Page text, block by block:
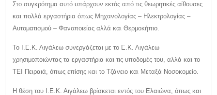
Στο συγκρότημα αυτό υπάρχουν εκτός από τις θεωρητικές αίθουσες
και πολλά εργαστήρια όπως Μηχανολογίας – Ηλεκτρολογίας –
Αυτοματισμού – Φανοποιείας αλλά και Θερμοκήπιο.
Το Ι.Ε.Κ. Αιγάλεω συνεργάζεται με το Ε.Κ. Αιγάλεω
χρησιμοποιώντας τα εργαστήρια και τις υποδομές του, αλλά και το
ΤΕΙ Πειραιά, όπως επίσης και το Τζάνειο και Μεταξά Νοσοκομείο.
Η θέση του Ι.Ε.Κ. Αιγάλεω βρίσκεται εντός του Ελαιώνα, όπως και